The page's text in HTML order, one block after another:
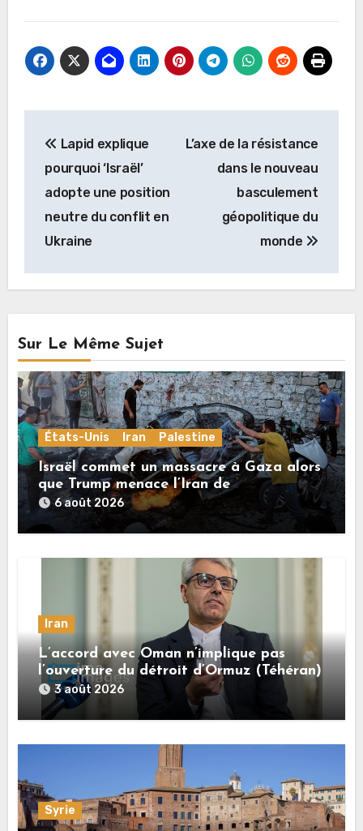
de
l’article
Lapid explique
pourquoi ‘Israël’
adopte une position
neutre du conflit en
Ukraine
L’axe de la résistance
dans le nouveau
basculement
géopolitique du
monde
Sur Le Même Sujet
États-Unis Iran Palestine
Israël commet un massacre à Gaza alors
que Trump menace l’Iran de
«décapitation»
6 août 2026
Iran
L’accord avec Oman n’implique pas
l’ouverture du détroit d’Ormuz (Téhéran)
3 août 2026
Syrie